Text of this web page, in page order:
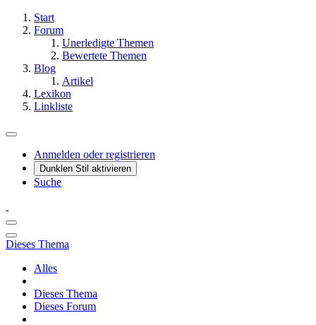
Start
Forum
Unerledigte Themen
Bewertete Themen
Blog
Artikel
Lexikon
Linkliste
Anmelden oder registrieren
Dunklen Stil aktivieren
Suche
Dieses Thema
Alles
Dieses Thema
Dieses Forum